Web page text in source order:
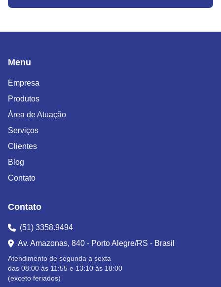
Menu
Empresa
Produtos
Área de Atuação
Serviços
Clientes
Blog
Contato
Contato
(51) 3358.9494
Av. Amazonas, 840 - Porto Alegre/RS - Brasil
Atendimento de segunda a sexta
das 08:00 às 11:55 e 13:10 às 18:00
(exceto feriados)